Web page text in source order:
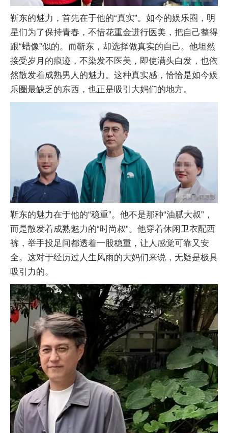
靳东的魅力，首先在于他的“真实”。如今的娱乐圈，明
星们为了保持青春，不惜花重金进行医美，把自己整得
跟“蜡像”似的。而靳东，却选择做真实的自己。他坦然
接受岁月的痕迹，不染发不医美，即使满头白发，也依
然散发着成熟男人的魅力。这种真实感，恰恰是如今娱
乐圈最缺乏的东西，也正是吸引大妈们的地方。
靳东的魅力在于他的“稳重”。他不是那种“油腻大叔”，
而是散发着成熟魅力的“时尚叔”。他穿着休闲卫衣配西
裤，举手投足间都透着一股稳重，让人感觉可靠又安
全。这对于经历过人生风雨的大妈们来说，无疑是极具
吸引力的。